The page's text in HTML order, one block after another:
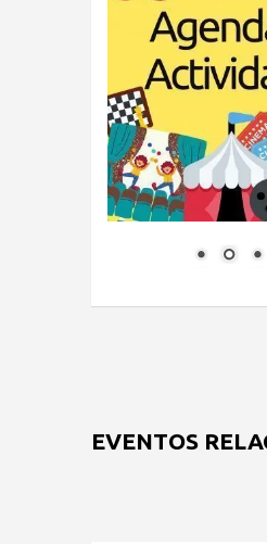
EVENTOS